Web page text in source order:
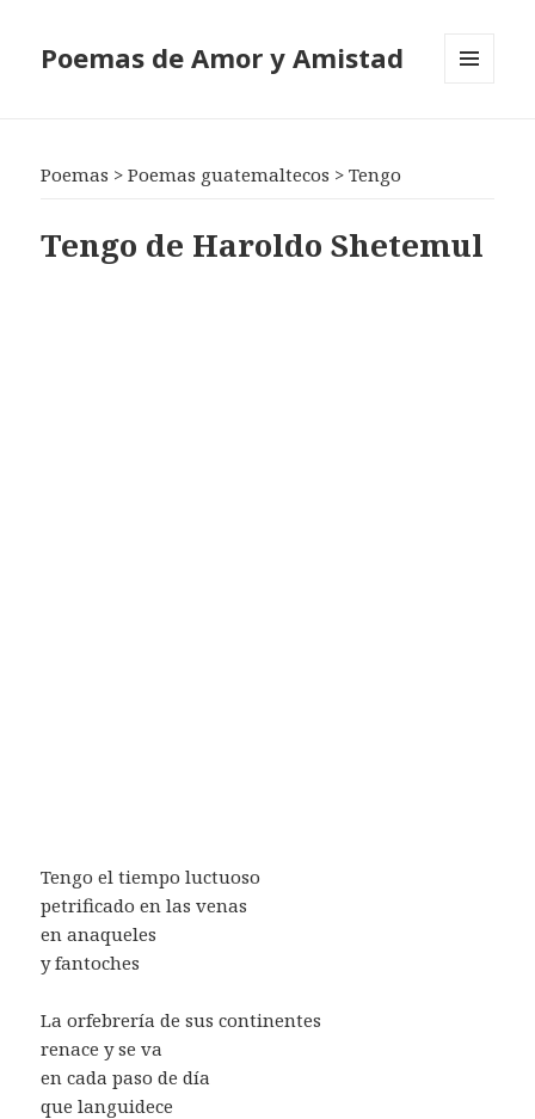
Poemas de Amor y Amistad
Poemas >Poemas guatemaltecos >Tengo
Tengo de Haroldo Shetemul
Tengo el tiempo luctuoso
petrificado en las venas
en anaqueles
y fantoches
La orfebrería de sus continentes
renace y se va
en cada paso de día
que languidece